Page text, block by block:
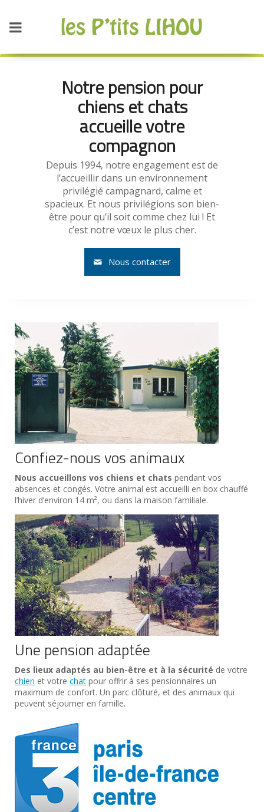
Notre pension pour
chiens et chats
accueille votre
compagnon
Depuis 1994, notre engagement est de
l’accueillir dans un environnement
privilégié campagnard, calme et
spacieux. Et nous privilégions son bien-
être pour qu’il soit comme chez lui ! Et
c’est notre vœux le plus cher.
Nous contacter
Confiez-nous vos animaux
Nous accueillons vos chiens et chats pendant vos
absences et congés. Votre animal est accueilli en box chauffé
l’hiver d’environ 14 m², ou dans la maison familiale.
Une pension adaptée
Des lieux adaptés au bien-être et à la sécurité de votre
chien et votre chat pour offrir à ses pensionnaires un
maximum de confort. Un parc clôturé, et des animaux qui
peuvent séjourner en famille.